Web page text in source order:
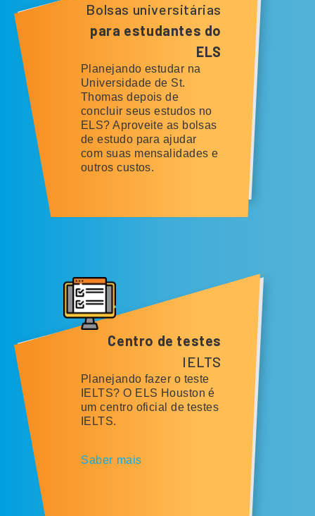
Bolsas universitárias
para estudantes do
ELS
Planejando estudar na
Universidade de St.
Thomas depois de
concluir seus estudos no
ELS? Aproveite as bolsas
de estudo para ajudar
com suas mensalidades e
outros custos.
Centro de testes
IELTS
Planejando fazer o teste
IELTS? O ELS Houston é
um centro oficial de testes
IELTS.
Saber mais